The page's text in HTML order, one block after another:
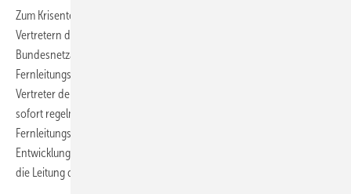
Zum Krisenteam Gas gehören neben den Vertreterinnen und
Vertretern des BMWK auch Vertreterinnen und Vertreter der
Bundesnetzagentur, des Marktgebietsverantwortlichen Gas, der
Fernleitungsnetzbetreiber, und es wird durch Vertreterinnen und
Vertreter der Bundesländer unterstützt. Das Krisenteam Gas tagt ab
sofort regelmäßig, um auf Basis der täglichen Meldungen der
Fernleitungsnetzbetreiber und des Marktgebietsverantwortlichen die
Entwicklung der weiteren Situation am Gasmarkt zu beobachten und
die Leitung des BMWK zu beraten.